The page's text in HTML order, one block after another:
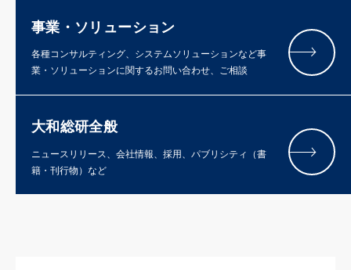
事業・ソリューション
各種コンサルティング、システムソリューションなど事
業・ソリューションに関するお問い合わせ、ご相談
大和総研全般
ニュースリリース、会社情報、採用、パブリシティ（書
籍・刊行物）など